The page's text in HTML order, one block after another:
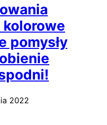
pomysły
2022